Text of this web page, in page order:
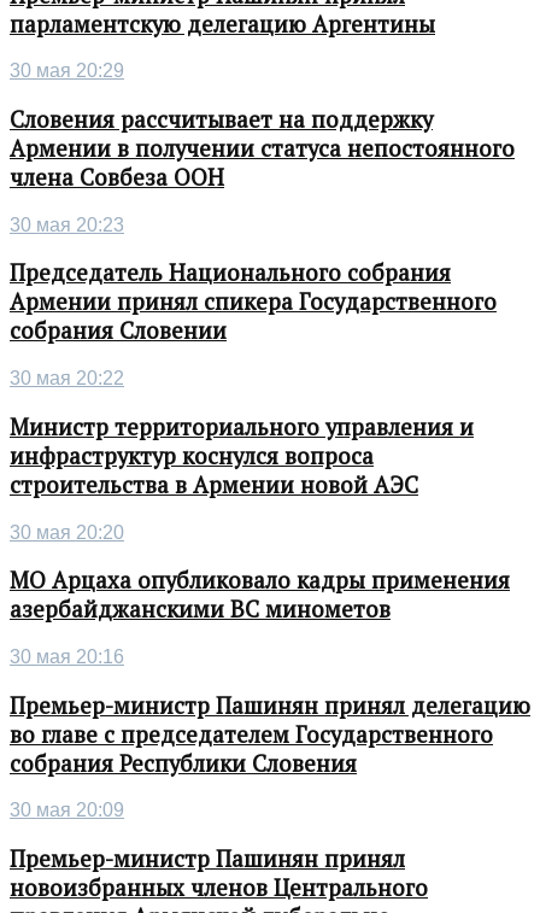
парламентскую делегацию Аргентины
30 мая 20:29
Словения рассчитывает на поддержку
Армении в получении статуса непостоянного
члена Совбеза ООН
30 мая 20:23
Председатель Национального собрания
Армении принял спикера Государственного
собрания Словении
30 мая 20:22
Министр территориального управления и
инфраструктур коснулся вопроса
строительства в Армении новой АЭС
30 мая 20:20
МО Арцаха опубликовало кадры применения
азербайджанскими ВС минометов
30 мая 20:16
Премьер-министр Пашинян принял делегацию
во главе с председателем Государственного
собрания Республики Словения
30 мая 20:09
Премьер-министр Пашинян принял
новоизбранных членов Центрального